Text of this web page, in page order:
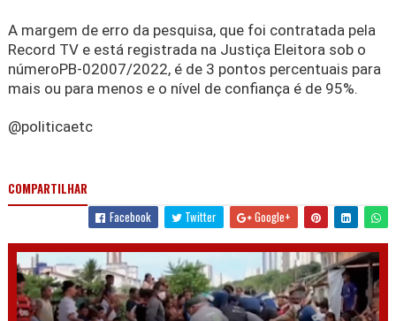
A margem de erro da pesquisa, que foi contratada pela
Record TV e está registrada na Justiça Eleitora sob o
númeroPB-02007/2022, é de 3 pontos percentuais para
mais ou para menos e o nível de confiança é de 95%.
@politicaetc
COMPARTILHAR
Facebook
Twitter Google+